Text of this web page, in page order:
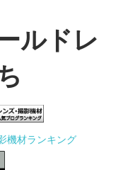
ルドレ
機材ランキング